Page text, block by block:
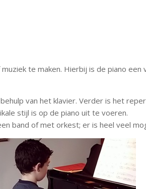
te maken. Hierbij is de piano
van het klavier. Verder is het
stijl is op de piano uit te voeren.
band of met orkest; er is heel veel